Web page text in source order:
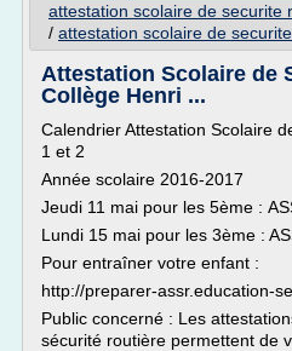
attestation scolaire de securite
/ attestation scolaire de
Attestation Scolaire de
Collège Henri ...
Calendrier Attestation Scolaire
1 et 2
Année scolaire 2016-2017
Jeudi 11 mai pour les 5ème :
Lundi 15 mai pour les 3ème :
Pour entraîner votre enfant :
http://preparer-assr.education-
Public concerné : Les
sécurité routière permettent de